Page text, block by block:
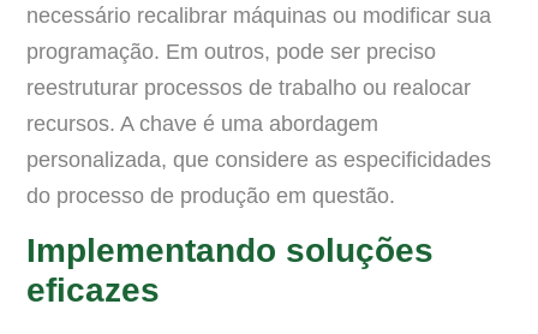
necessário recalibrar máquinas ou modificar sua
programação. Em outros, pode ser preciso
reestruturar processos de trabalho ou realocar
recursos. A chave é uma abordagem
personalizada, que considere as especificidades
do processo de produção em questão.
Implementando soluções
eficazes